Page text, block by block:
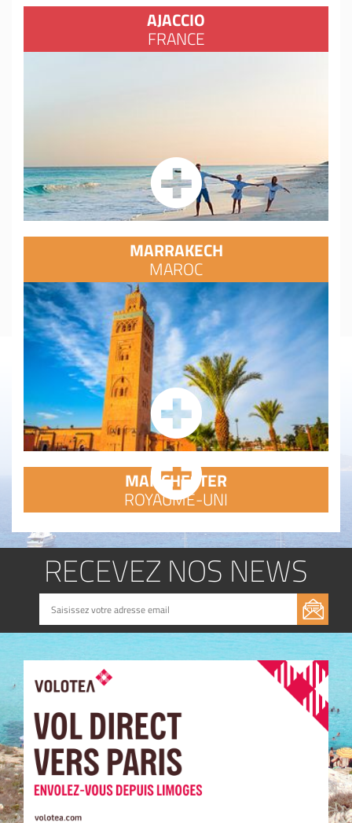
AJACCIO
FRANCE
MARRAKECH
MAROC
MANCHESTER
ROYAUME-UNI
RECEVEZ NOS NEWS